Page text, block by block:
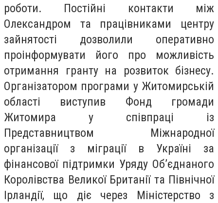
роботи. Постійні контакти між
Олександром та працівниками центру
зайнятості дозволили оперативно
проінформувати його про можливість
отримання гранту на розвиток бізнесу.
Організатором програми у Житомирській
області виступив Фонд громади
Житомира у співпраці із
Представництвом Міжнародної
організації з міграції в Україні за
фінансової підтримки Уряду Об’єднаного
Королівства Великої Британії та Північної
Ірландії, що діє через Міністерство з